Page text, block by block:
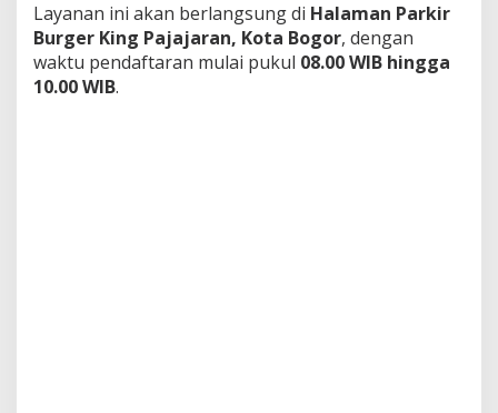
Layanan ini akan berlangsung di Halaman Parkir
Burger King Pajajaran, Kota Bogor, dengan
waktu pendaftaran mulai pukul 08.00 WIB hingga
10.00 WIB.